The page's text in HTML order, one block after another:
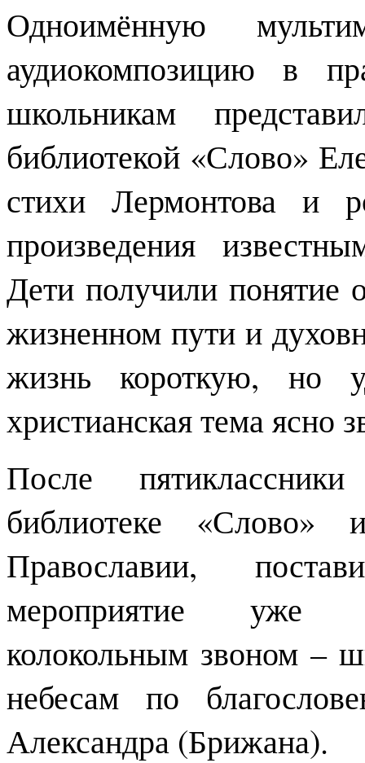
Одноимённую
аудиокомпозицию в
школьникам
библиотекой «Слово»
стихи Лермонтова и
произведения
Дети получили понятие
жизненном пути и
жизнь короткую, но
христианская тема ясно
После
библиотеке
Православии,
мероприятие уже
колокольным звоном –
небесам по
Александра (Брижана).